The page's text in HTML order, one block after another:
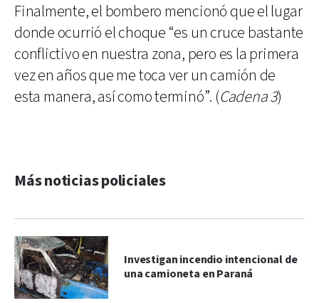
Finalmente, el bombero mencionó que el lugar
donde ocurrió el choque “es un cruce bastante
conflictivo en nuestra zona, pero es la primera
vez en años que me toca ver un camión de
esta manera, así como terminó”. (Cadena 3)
Más noticias policiales
Investigan incendio intencional de
una camioneta en Paraná